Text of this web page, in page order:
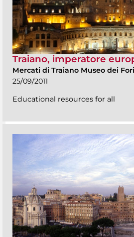
Traiano, imperatore
Mercati di Traiano Museo dei
25/09/2011
Educational resources for all